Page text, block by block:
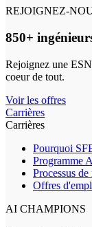
REJOIGNEZ-
850+
Rejoignez une
coeur de tout.
Voir les offres
Carrières
Carrières
Pourquoi
Programme
Processus
Offres
AI CHAMPIONS